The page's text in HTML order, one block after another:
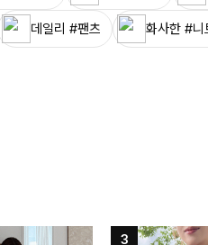
데일리 #팬츠 화사한 #니